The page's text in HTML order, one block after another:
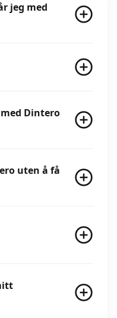
jeg med
Dintero
uten å få